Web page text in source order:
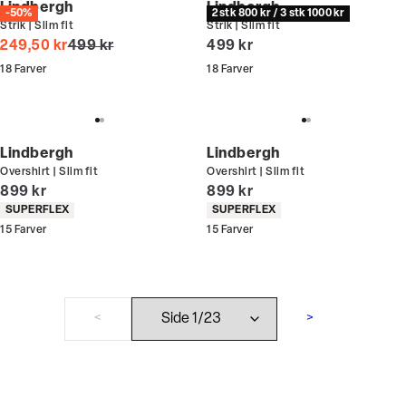
-50%
Lindbergh
Strik | Slim fit
249,50 krI alt (uden rabat)
499 kr
18 Farver
2 stk 800 kr / 3 stk 1000 kr
Lindbergh
Strik | Slim fit
I alt (inkl. rabat)
499 kr
18 Farver
Lindbergh
Overshirt | Slim fit
I alt (inkl. rabat)
899 kr
Produkt egenskaber
SUPERFLEX
15 Farver
Lindbergh
Overshirt | Slim fit
I alt (inkl. rabat)
899 kr
Produkt egenskaber
SUPERFLEX
15 Farver